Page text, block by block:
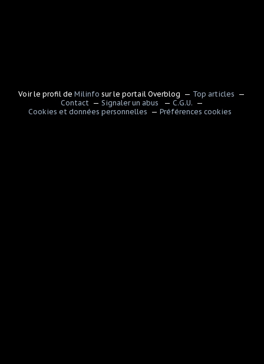
Voir le profil deMilinfo sur le portail Overblog
Top articles
Contact
Signaler un abus
C.G.U.
Cookies et données personnelles
Préférences cookies